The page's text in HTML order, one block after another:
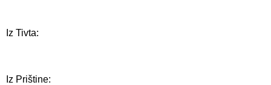
Iz Tivta:
Iz Prištine: